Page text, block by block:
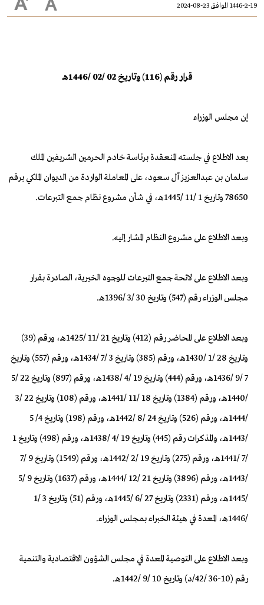
1446-2-19 الموافق 23-08-2024
قرار رقم (116) وتاريخ 02 /02 /1446هـ
إن مجلس الوزراء
بعد الاطلاع في جلسته المنعقدة برئاسة خادم الحرمين الشريفين الملك
سلمان بن عبدالعزيز آل سعود، على المعاملة الواردة من الديوان الملكي برقم
78650 وتاريخ 1 /11 /1445هـ، في شأن مشروع نظام جمع التبرعات.
وبعد الاطلاع على مشروع النظام المشار إليه.
وبعد الاطلاع على لائحة جمع التبرعات للوجوه الخيرية، الصادرة بقرار
مجلس الوزراء رقم (547) وتاريخ 30 /3 /1396هـ.
وبعد الاطلاع على المحاضر رقم (412) وتاريخ 21 /11 /1425هـ، ورقم (39)
وتاريخ 28 /1 /1430هـ، ورقم (385) وتاريخ 3 /7 /1434هـ، ورقم (557) وتاريخ
7 /9 /1436هـ، ورقم (444) وتاريخ 19 /4 /1438هـ، ورقم (897) وتاريخ 22 /5
/1440هـ، ورقم (1384) وتاريخ 18 /11 /1441هـ، ورقم (108) وتاريخ 22 /3
/1444هـ، ورقم (526) وتاريخ 24 /8 /1442هـ، ورقم (198) وتاريخ 4/ 5
/1443هـ، والمذكرات رقم (445) وتاريخ 19 /4 /1438هـ، ورقم (498) وتاريخ 1
/7 /1441هـ، ورقم (275) وتاريخ 19 /2 /1442هـ، ورقم (1549) وتاريخ 9 /7
/1443هـ، ورقم (3896) وتاريخ 21 /12 /1444هـ، ورقم (1637) وتاريخ 9 /5
/1445هـ، ورقم (2331) وتاريخ 27 /6 /1445هـ، ورقم (51) وتاريخ 3 /1
/1446هـ، المعدة في هيئة الخبراء بمجلس الوزراء.
وبعد الاطلاع على التوصية المعدة في مجلس الشؤون الاقتصادية والتنمية
رقم (10-36 /42/د) وتاريخ 10 /9 /1442هـ.